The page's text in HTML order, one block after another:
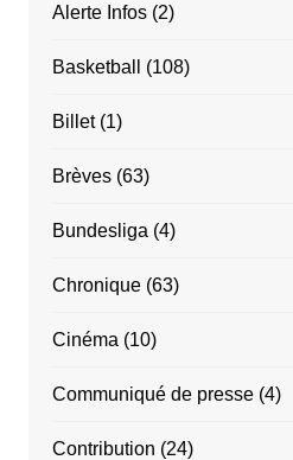
Alerte Infos(2)
Basketball (108)
Billet(1)
Brèves(63)
Bundesliga (4)
Chronique(63)
Cinéma (10)
Communiqué de presse(4)
Contribution (24)